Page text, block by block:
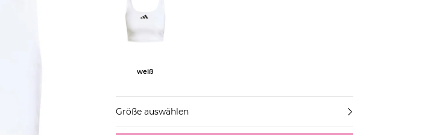
weiß
Größe auswählen